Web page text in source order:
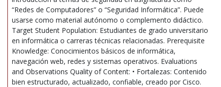
“Redes de Computadores” o “Seguridad Informática”. Puede
usarse como material autónomo o complemento didáctico.
Target Student Population: Estudiantes de grado universitario
en informática o carreras técnicas relacionadas. Prerequisite
Knowledge: Conocimientos básicos de informática,
navegación web, redes y sistemas operativos. Evaluations
and Observations Quality of Content: • Fortalezas: Contenido
bien estructurado, actualizado, confiable, creado por Cisco.